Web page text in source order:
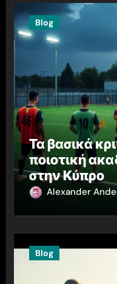
Blog
Τα βασικά
ποιοτική
στην Κύπρο
Alexander
Blog